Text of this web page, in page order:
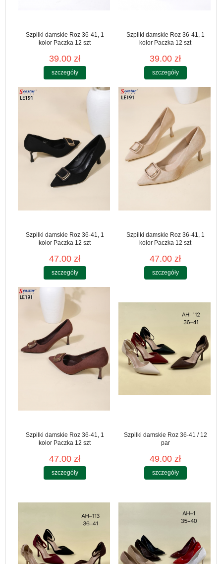
Szpilki damskie Roz 36-41, 1
kolor Paczka 12 szt
39.00 zł
szczegóły
Szpilki damskie Roz 36-41, 1
kolor Paczka 12 szt
39.00 zł
szczegóły
Szpilki damskie Roz 36-41, 1
kolor Paczka 12 szt
47.00 zł
szczegóły
Szpilki damskie Roz 36-41, 1
kolor Paczka 12 szt
47.00 zł
szczegóły
Szpilki damskie Roz 36-41, 1
kolor Paczka 12 szt
47.00 zł
szczegóły
Szpilki damskie Roz 36-41 / 12
par
49.00 zł
szczegóły